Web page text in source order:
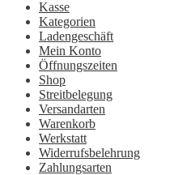
Kasse
Kategorien
Ladengeschäft
Mein Konto
Öffnungszeiten
Shop
Streitbelegung
Versandarten
Warenkorb
Werkstatt
Widerrufsbelehrung
Zahlungsarten